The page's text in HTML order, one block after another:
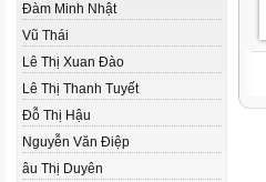
Đàm Minh Nhật
Vũ Thái
Lê Thị Xuan Đào
Lê Thị Thanh Tuyết
Đỗ Thị Hậu
Nguyễn Văn Điệp
âu Thị Duyên